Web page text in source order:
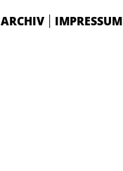
ARCHIV IMPRESSUM